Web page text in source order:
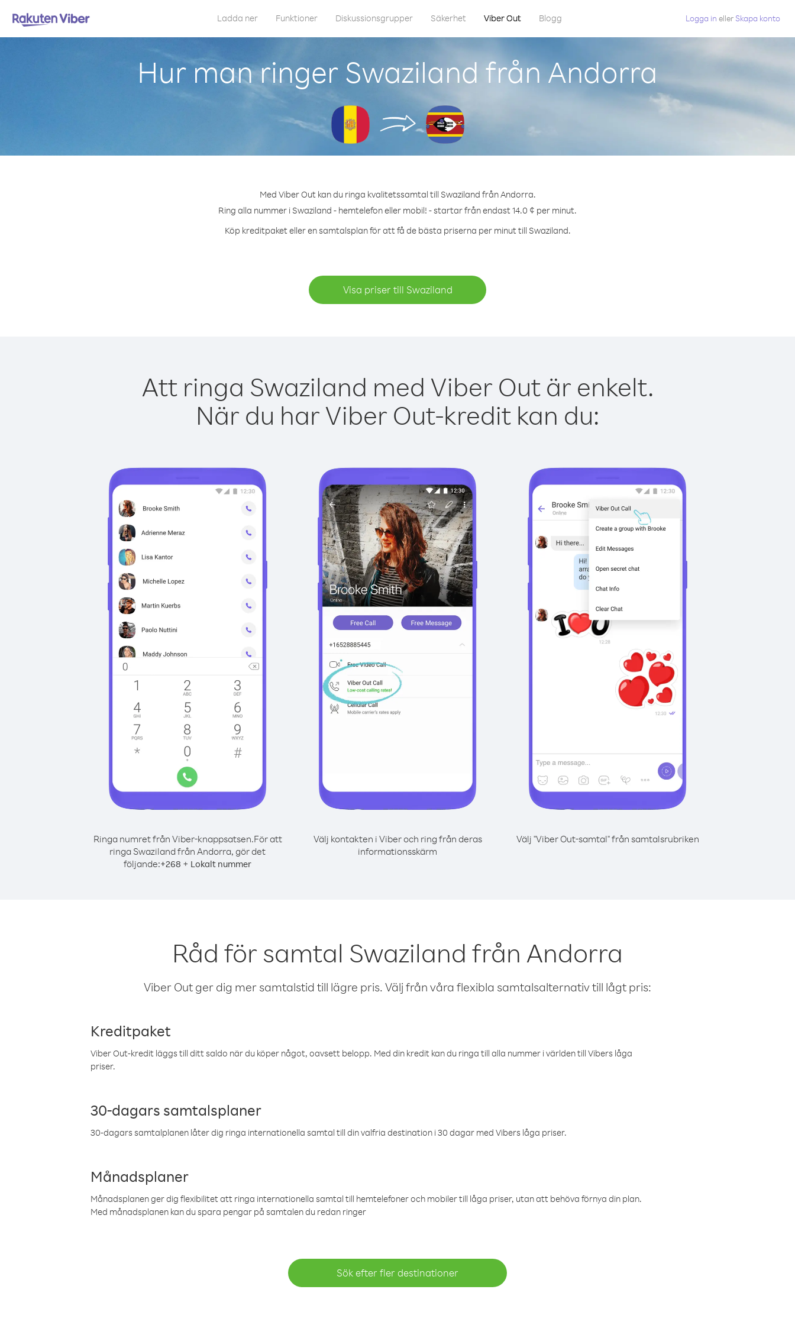
Ladda ner Funktioner Diskussionsgrupper Säkerhet Viber Out Blogg Logga in eller Skapa konto
Hur man ringer Swaziland från Andorra
Med Viber Out kan du ringa kvalitetssamtal till Swaziland från Andorra.
Ring alla nummer i Swaziland - hemtelefon eller mobil! - startar från endast 14.0 ¢ per minut.
Köp kreditpaket eller en samtalsplan för att få de bästa priserna per minut till Swaziland.
Visa priser till Swaziland
Att ringa Swaziland med Viber Out är enkelt.
När du har Viber Out-kredit kan du:
Ringa numret från Viber-knappsatsen.För att
ringa Swaziland från Andorra, gör det
följande:+268 + Lokalt nummer
Välj kontakten i Viber och ring från deras
informationsskärm
Välj "Viber Out-samtal" från samtalsrubriken
Råd för samtal Swaziland från Andorra
Viber Out ger dig mer samtalstid till lägre pris. Välj från våra flexibla samtalsalternativ till lågt pris:
Kreditpaket
Viber Out-kredit läggs till ditt saldo när du köper något, oavsett belopp. Med din kredit kan du ringa till alla nummer i världen till Vibers låga
priser.
30-dagars samtalsplaner
30-dagars samtalplanen låter dig ringa internationella samtal till din valfria destination i 30 dagar med Vibers låga priser.
Månadsplaner
Månadsplanen ger dig flexibilitet att ringa internationella samtal till hemtelefoner och mobiler till låga priser, utan att behöva förnya din plan.
Med månadsplanen kan du spara pengar på samtalen du redan ringer
Sök efter fler destinationer